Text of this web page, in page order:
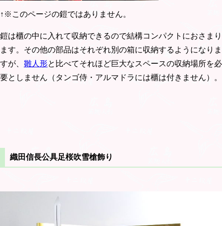
↑※このページの鎧ではありません。
鎧は櫃の中に入れて収納できるので結構コンパクトにおさまり
ます。その他の部品はそれぞれ別の箱に収納するようになりま
すが、 雛人形と比べてそれほど巨大なスペースの収納場所を必
要としません（タンゴ侍・アルマドラには櫃は付きません）。
織田信長公具足桜吹雪槍飾り